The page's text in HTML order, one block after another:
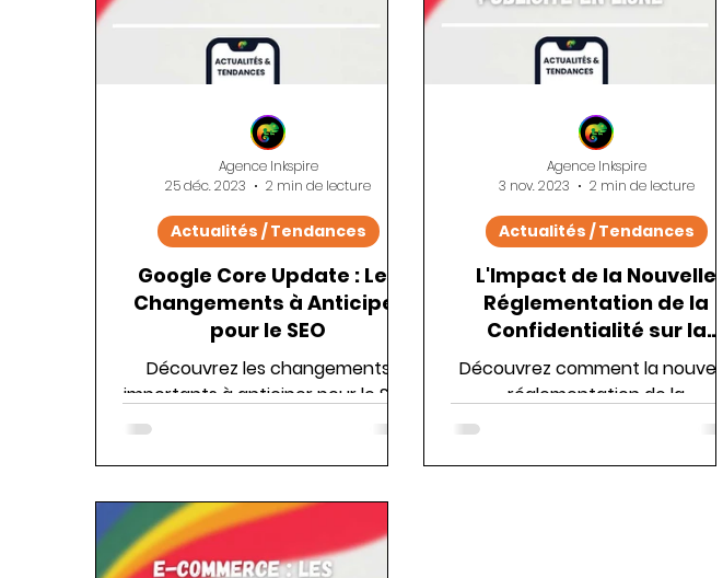
Google Core Update : Les
Changements à Anticiper
pour le SEO
Découvrez les changements
importants à anticiper pour le SEO
avec les mises à jour de Google
Actualités / Tendances
Agence Inkspire
25 déc. 2023
2 min de lecture
L'Impact de la Nouvelle
Réglementation de la
Confidentialité sur la
Publicité en Ligne
Découvrez comment la nouvelle
réglementation de la
confidentialité a bouleversé la
Actualités / Tendances
Agence Inkspire
3 nov. 2023
2 min de lecture